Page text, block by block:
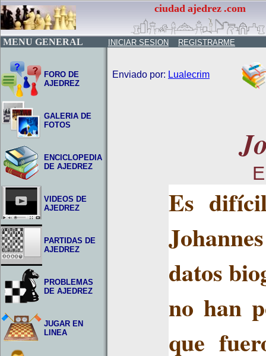
ciudad ajedrez .com
MENU GENERAL INICIAR SESION REGISTRARME
FORO DE
AJEDREZ
GALERIA DE
FOTOS
ENCICLOPEDIA
DE AJEDREZ
VIDEOS DE
AJEDREZ
PARTIDAS DE
AJEDREZ
PROBLEMAS
DE AJEDREZ
JUGAR EN
LINEA
Enviado por: Lualecrim
Es
datos
no han
que